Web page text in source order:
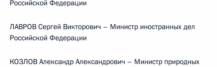
Российской Федерации
ЛАВРОВ Сергей Викторович – Министр иностранных дел
Российской Федерации
КОЗЛОВ Александр Александрович – Министр природных